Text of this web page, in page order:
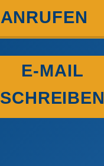
ANRUFEN
E-MAIL
SCHREIBEN